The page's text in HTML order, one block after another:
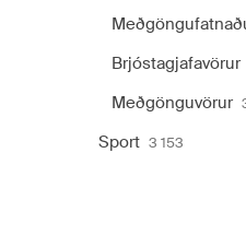
Brjóstagjafavörur
Meðgönguvörur
Sport 3 153